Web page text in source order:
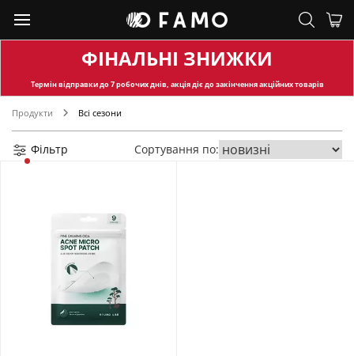
ФІНАЛЬНІ ЗНИЖКИ
Термін відправкидо 7 робочих днів, акція діє до закінчення акційних товарів
Продукти Всі сезони
Фільтр Сортування по: